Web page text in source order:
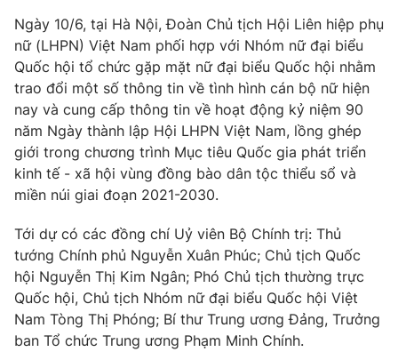
Câu chuyện quốc tế
Thị trường
Góc doanh nghiệp
Truyền hình
Phim VTV
Hậu trường
Nhân vật
Khán giả
Giải sao mai
Giải trí
Điện ảnh
Âm nhạc
Đời sống
Du lịch
Làm đẹp
Chất lượng cuộc sống
Tuyển sinh
Học trực tuyến
Công nghệ
Hitech Công nghệ tương lai
Sản phẩm
Giao lưu trực tuyến
Ngày 10/6, tại Hà Nội, Đoàn Chủ tịch Hội Liên hiệp phụ
nữ (LHPN) Việt Nam phối hợp với Nhóm nữ đại biểu
Quốc hội tổ chức gặp mặt nữ đại biểu Quốc hội nhằm
trao đổi một số thông tin về tình hình cán bộ nữ hiện
nay và cung cấp thông tin về hoạt động kỷ niệm 90
năm Ngày thành lập Hội LHPN Việt Nam, lồng ghép
giới trong chương trình Mục tiêu Quốc gia phát triển
kinh tế - xã hội vùng đồng bào dân tộc thiểu sổ và
miền núi giai đoạn 2021-2030.
Tới dự có các đồng chí Uỷ viên Bộ Chính trị: Thủ
tướng Chính phủ Nguyễn Xuân Phúc; Chủ tịch Quốc
hội Nguyễn Thị Kim Ngân; Phó Chủ tịch thường trực
Quốc hội, Chủ tịch Nhóm nữ đại biểu Quốc hội Việt
Nam Tòng Thị Phóng; Bí thư Trung ương Đảng, Trưởng
ban Tổ chức Trung ương Phạm Minh Chính.